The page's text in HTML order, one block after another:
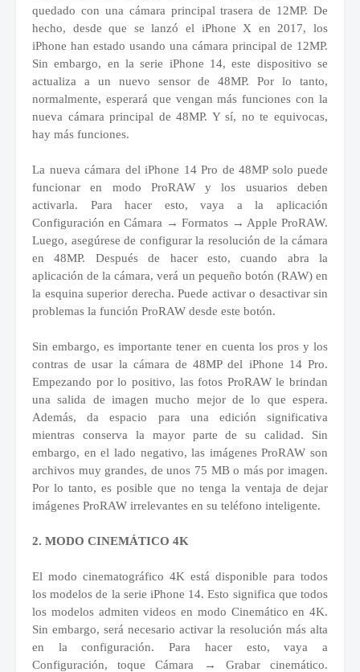
quedado con una cámara principal trasera de 12MP. De
hecho, desde que se lanzó el iPhone X en 2017, los
iPhone han estado usando una cámara principal de 12MP.
Sin embargo, en la serie iPhone 14, este dispositivo se
actualiza a un nuevo sensor de 48MP. Por lo tanto,
normalmente, esperará que vengan más funciones con la
nueva cámara principal de 48MP. Y sí, no te equivocas,
hay más funciones.
La nueva cámara del iPhone 14 Pro de 48MP solo puede
funcionar en modo ProRAW y los usuarios deben
activarla. Para hacer esto, vaya a la aplicación
Configuración en Cámara → Formatos → Apple ProRAW.
Luego, asegúrese de configurar la resolución de la cámara
en 48MP. Después de hacer esto, cuando abra la
aplicación de la cámara, verá un pequeño botón (RAW) en
la esquina superior derecha. Puede activar o desactivar sin
problemas la función ProRAW desde este botón.
Sin embargo, es importante tener en cuenta los pros y los
contras de usar la cámara de 48MP del iPhone 14 Pro.
Empezando por lo positivo, las fotos ProRAW le brindan
una salida de imagen mucho mejor de lo que espera.
Además, da espacio para una edición significativa
mientras conserva la mayor parte de su calidad. Sin
embargo, en el lado negativo, las imágenes ProRAW son
archivos muy grandes, de unos 75 MB o más por imagen.
Por lo tanto, es posible que no tenga la ventaja de dejar
imágenes ProRAW irrelevantes en su teléfono inteligente.
2. MODO CINEMÁTICO 4K
El modo cinematográfico 4K está disponible para todos
los modelos de la serie iPhone 14. Esto significa que todos
los modelos admiten videos en modo Cinemático en 4K.
Sin embargo, será necesario activar la resolución más alta
en la configuración. Para hacer esto, vaya a
Configuración, toque Cámara → Grabar cinemático.